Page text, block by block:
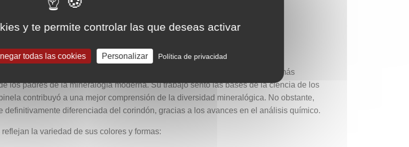
hierro y cromo.
de hierro y manganeso.
de hierro, que le confiere un aspecto opaco.
en 1546 por Georg Bauer, eminente mineralogista y metalurgista alemán, más
los padres de la mineralogía moderna. Su trabajo sentó las bases de la ciencia de los
contribuyó a una mejor comprensión de la diversidad mineralógica. No obstante,
diferenciada del corindón, gracias a los avances en el análisis químico.
la variedad de sus colores y formas:
y te permite controlar las que deseas activar
todas las cookies Personalizar Política de privacidad